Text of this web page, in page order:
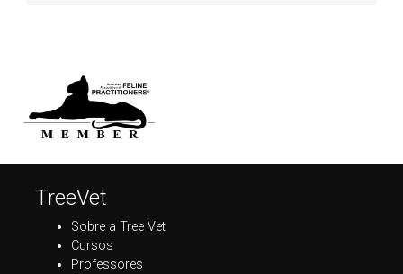
TreeVet
Sobre a Tree Vet
Cursos
Professores